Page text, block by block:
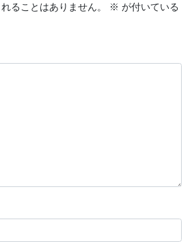
ることはありません。 ※ が付いている